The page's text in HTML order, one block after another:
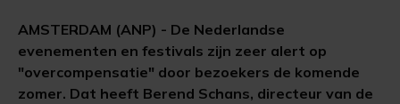
AMSTERDAM (ANP) - De Nederlandse
evenementen en festivals zijn zeer alert op
"overcompensatie" door bezoekers de komende
zomer. Dat heeft Berend Schans, directeur van de